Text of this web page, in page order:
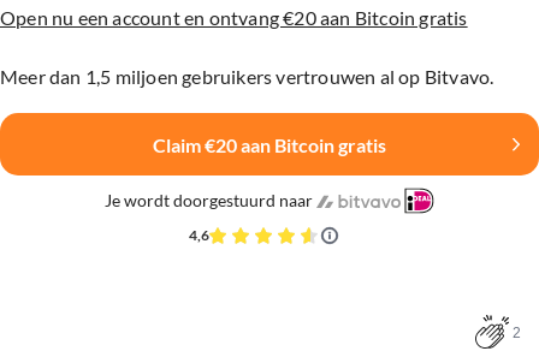
Open nu een account en ontvang €20 aan Bitcoin gratis
Meer dan 1,5 miljoen gebruikers vertrouwen al op Bitvavo.
Claim €20 aan Bitcoin gratis
Je wordt doorgestuurd naar
4,6
2